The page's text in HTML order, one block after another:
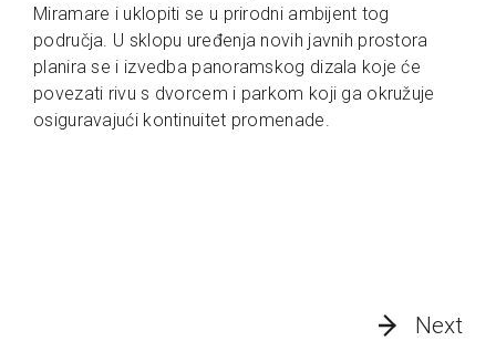
Miramare i uklopiti se u prirodni ambijent tog
područja. U sklopu uređenja novih javnih prostora
planira se i izvedba panoramskog dizala koje će
povezati rivu s dvorcem i parkom koji ga okružuje
osiguravajući kontinuitet promenade.
Next